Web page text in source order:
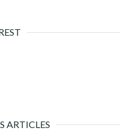
ARTICLES